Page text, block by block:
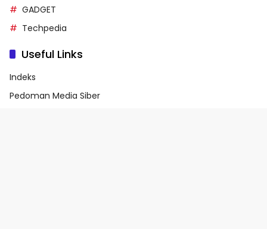
GADGET
Techpedia
Useful Links
Indeks
Pedoman Media Siber